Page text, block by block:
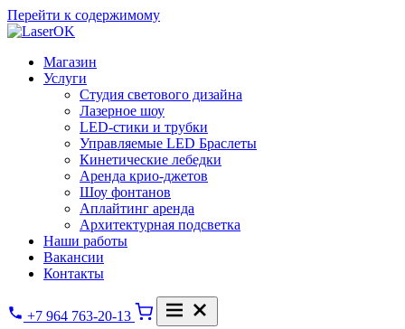
Перейти к содержимому
Магазин
Услуги
Студия светового дизайна
Лазерное шоу
LED-стики и трубки
Управляемые LED Браслеты
Кинетические лебедки
Аренда крио-джетов
Шоу фонтанов
Аплайтинг аренда
Архитектурная подсветка
Наши работы
Вакансии
Контакты
+7 964 763-20-13